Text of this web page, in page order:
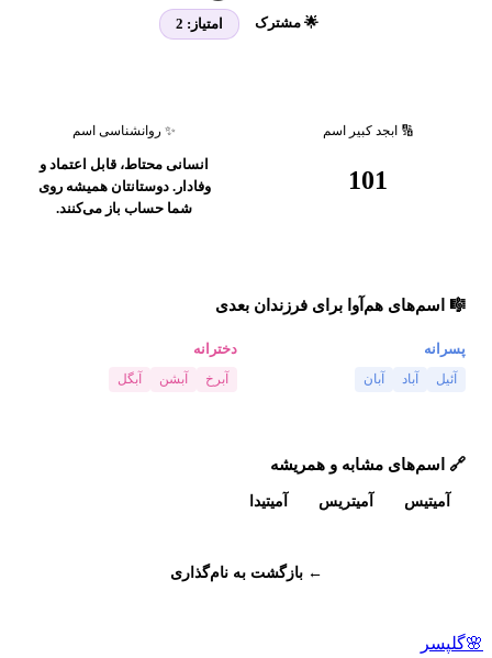
🌟 مشترک امتیاز: 2
🔢 ابجد کبیر اسم
101
✨ روانشناسی اسم
انسانی محتاط، قابل اعتماد و
وفادار. دوستانتان همیشه روی
شما حساب باز می‌کنند.
🎼 اسم‌های هم‌آوا برای فرزندان بعدی
پسرانه
آئیل آباد آبان
دخترانه
آبرخ آبشن آبگل
🔗 اسم‌های مشابه و همریشه
آمیتیس آمیتریس آمیتیدا
← بازگشت به نام‌گذاری
🌸گلپسر